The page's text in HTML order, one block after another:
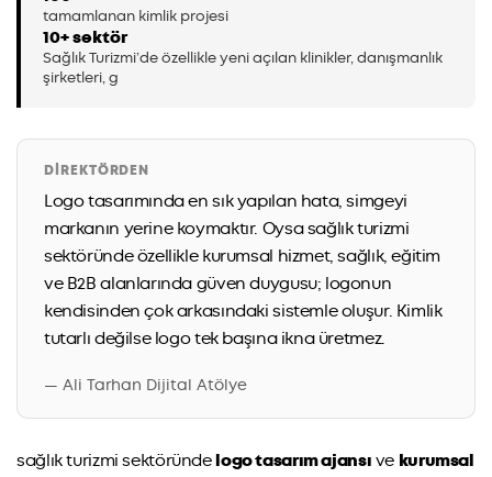
tamamlanan kimlik projesi
10+ sektör
Sağlık Turizmi’de özellikle yeni açılan klinikler, danışmanlık
şirketleri, g
DIREKTÖRDEN
Logo tasarımında en sık yapılan hata, simgeyi
markanın yerine koymaktır. Oysa sağlık turizmi
sektöründe özellikle kurumsal hizmet, sağlık, eğitim
ve B2B alanlarında güven duygusu; logonun
kendisinden çok arkasındaki sistemle oluşur. Kimlik
tutarlı değilse logo tek başına ikna üretmez.
— Ali Tarhan Dijital Atölye
sağlık turizmi sektöründelogo tasarım ajansı ve kurumsal